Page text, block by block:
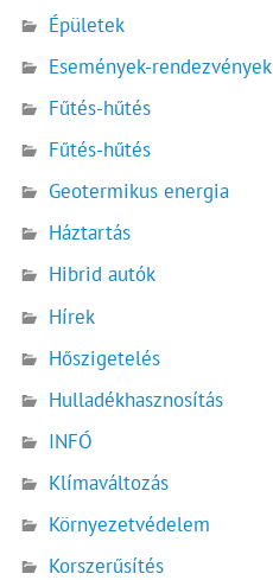
Épületek
Események-rendezvények
Fűtés-hűtés
Fűtés-hűtés
Geotermikus energia
Háztartás
Hibrid autók
Hírek
Hőszigetelés
Hulladékhasznosítás
INFÓ
Klímaváltozás
Környezetvédelem
Korszerűsítés